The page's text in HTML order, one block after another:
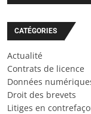
CATÉGORIES
Actualité
Contrats de licence
Données
Droit des brevets
Litiges en